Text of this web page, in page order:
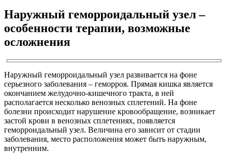
Наружный геморроидальный узел –
особенности терапии, возможные
осложнения
Наружный геморроидальный узел развивается на фоне
серьезного заболевания – геморроя. Прямая кишка является
окончанием желудочно-кишечного тракта, в ней
располагается несколько венозных сплетений. На фоне
болезни происходит нарушение кровообращение, возникает
застой крови в венозных сплетениях, появляется
геморроидальный узел. Величина его зависит от стадии
заболевания, место расположения может быть наружным,
внутренним.